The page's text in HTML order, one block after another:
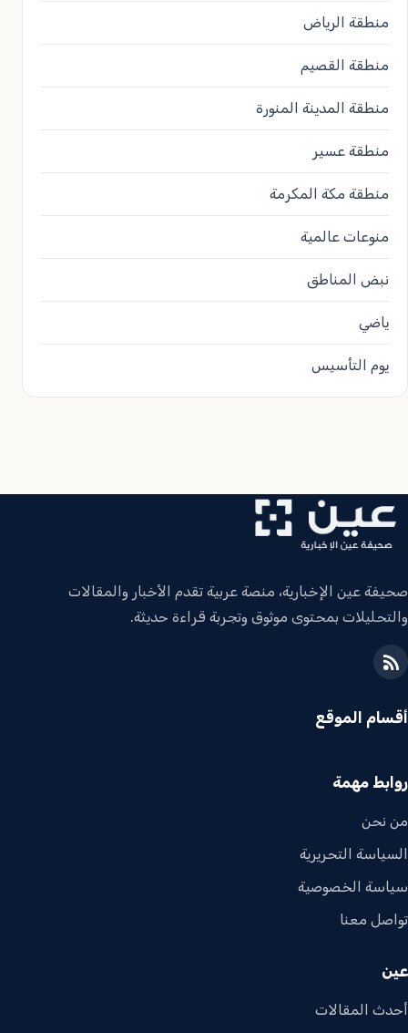
منطقة الرياض
منطقة القصيم
منطقة المدينة المنورة
منطقة عسير
منطقة مكة المكرمة
منوعات عالمية
نبض المناطق
ياضي
يوم التأسيس
صحيفة عين الإخبارية، منصة عربية تقدم الأخبار والمقالات
والتحليلات بمحتوى موثوق وتجربة قراءة حديثة.
أقسام الموقع
روابط مهمة
من نحن
السياسة التحريرية
سياسة الخصوصية
تواصل معنا
عين
أحدث المقالات